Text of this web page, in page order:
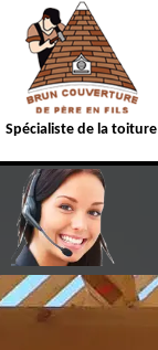
Spécialiste de la toiture